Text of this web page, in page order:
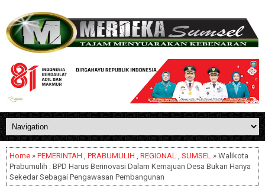
Home » PEMERINTAH , PRABUMULIH , REGIONAL , SUMSEL » Walikota
Prabumulih : BPD Harus Berinovasi Dalam Kemajuan Desa Bukan Hanya
Sekedar Sebagai Pengawasan Pembangunan